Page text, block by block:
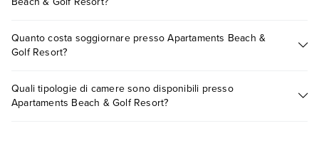
presso Apartaments Beach & Golf Resort. Scoprile tutte nella
sezione dedicata
Quanto costa soggiornare presso Apartaments Beach &
Golf Resort?
in base a vari fattori (per es. date, condizioni dell'hotel, ecc).
Per consultare i prezzi, compila il motore di ricerca e scegli
Quali tipologie di camere sono disponibili presso
Apartaments Beach & Golf Resort?